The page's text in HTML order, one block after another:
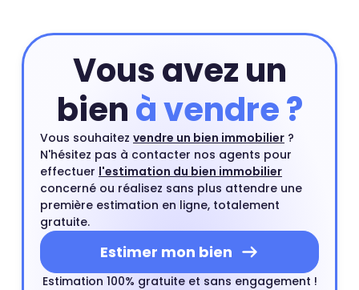
Vous avez un
bienà vendre ?
Vous souhaitez vendre un bien immobilier ?
N'hésitez pas à contacter nos agents pour
effectuer l'estimation du bien immobilier
concerné ou réalisez sans plus attendre une
première estimation en ligne, totalement
gratuite.
Estimer mon bien
Estimation 100% gratuite et sans engagement !